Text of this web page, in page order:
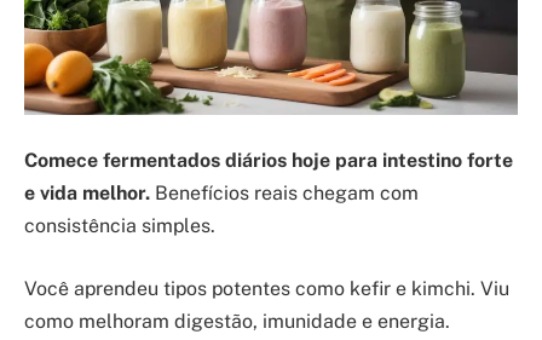
Comece fermentados diários hoje para intestino forte
e vida melhor. Benefícios reais chegam com
consistência simples.
Você aprendeu tipos potentes como kefir e kimchi. Viu
como melhoram digestão, imunidade e energia.